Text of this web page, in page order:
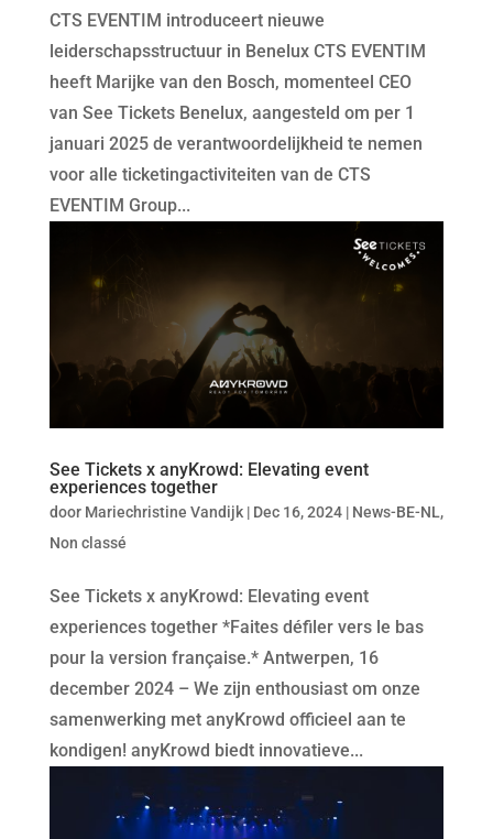
CTS EVENTIM introduceert nieuwe
leiderschapsstructuur in Benelux CTS EVENTIM
heeft Marijke van den Bosch, momenteel CEO
van See Tickets Benelux, aangesteld om per 1
januari 2025 de verantwoordelijkheid te nemen
voor alle ticketingactiviteiten van de CTS
EVENTIM Group...
See Tickets x anyKrowd: Elevating event
experiences together
door Mariechristine Vandijk| Dec 16, 2024| News-BE-NL,
Non classé
See Tickets x anyKrowd: Elevating event
experiences together *Faites défiler vers le bas
pour la version française.* Antwerpen, 16
december 2024 – We zijn enthousiast om onze
samenwerking met anyKrowd officieel aan te
kondigen! anyKrowd biedt innovatieve...